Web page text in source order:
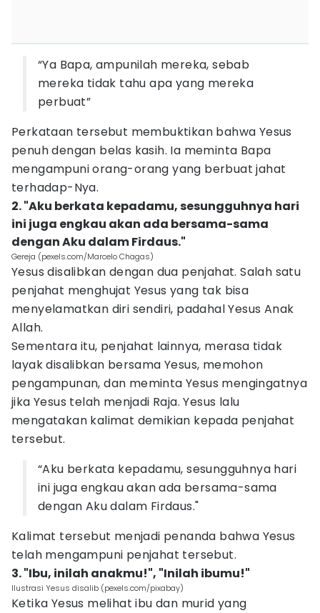
“Ya Bapa, ampunilah mereka, sebab
mereka tidak tahu apa yang mereka
perbuat”
Perkataan tersebut membuktikan bahwa Yesus
penuh dengan belas kasih. Ia meminta Bapa
mengampuni orang-orang yang berbuat jahat
terhadap-Nya.
2. "Aku berkata kepadamu, sesungguhnya hari
ini juga engkau akan ada bersama-sama
dengan Aku dalam Firdaus."
Gereja (pexels.com/Marcelo Chagas)
Yesus disalibkan dengan dua penjahat. Salah satu
penjahat menghujat Yesus yang tak bisa
menyelamatkan diri sendiri, padahal Yesus Anak
Allah.
Sementara itu, penjahat lainnya, merasa tidak
layak disalibkan bersama Yesus, memohon
pengampunan, dan meminta Yesus mengingatnya
jika Yesus telah menjadi Raja. Yesus lalu
mengatakan kalimat demikian kepada penjahat
tersebut.
“Aku berkata kepadamu, sesungguhnya hari
ini juga engkau akan ada bersama-sama
dengan Aku dalam Firdaus."
Kalimat tersebut menjadi penanda bahwa Yesus
telah mengampuni penjahat tersebut.
3. "Ibu, inilah anakmu!", "Inilah ibumu!"
Ilustrasi Yesus disalib (pexels.com/pixabay)
Ketika Yesus melihat ibu dan murid yang